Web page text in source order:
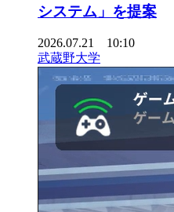
システム」を提案
2026.07.21 10:10
武蔵野大学